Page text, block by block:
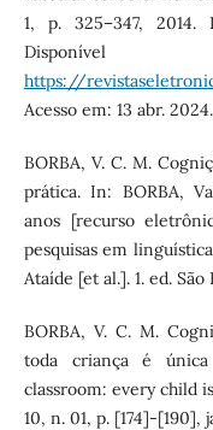
1, p. 325–347, 2014.
https://
Acesso em: 13 abr. 2024.
BORBA, V. C. M.
prática. In: BORBA,
anos [recurso
pesquisas em
Ataíde [et al.]. 1. ed.
BORBA, V. C. M.
toda criança é
classroom: every child
10, n. 01, p. [174]-[190],